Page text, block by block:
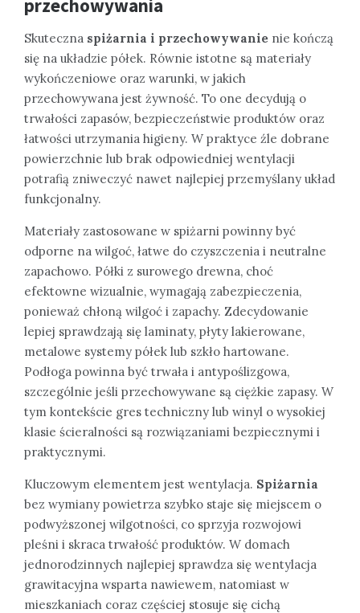
przechowywania
Skuteczna spiżarnia i przechowywanie nie kończą
się na układzie półek. Równie istotne są materiały
wykończeniowe oraz warunki, w jakich
przechowywana jest żywność. To one decydują o
trwałości zapasów, bezpieczeństwie produktów oraz
łatwości utrzymania higieny. W praktyce źle dobrane
powierzchnie lub brak odpowiedniej wentylacji
potrafią zniweczyć nawet najlepiej przemyślany układ
funkcjonalny.
Materiały zastosowane w spiżarni powinny być
odporne na wilgoć, łatwe do czyszczenia i neutralne
zapachowo. Półki z surowego drewna, choć
efektowne wizualnie, wymagają zabezpieczenia,
ponieważ chłoną wilgoć i zapachy. Zdecydowanie
lepiej sprawdzają się laminaty, płyty lakierowane,
metalowe systemy półek lub szkło hartowane.
Podłoga powinna być trwała i antypoślizgowa,
szczególnie jeśli przechowywane są ciężkie zapasy. W
tym kontekście gres techniczny lub winyl o wysokiej
klasie ścieralności są rozwiązaniami bezpiecznymi i
praktycznymi.
Kluczowym elementem jest wentylacja. Spiżarnia
bez wymiany powietrza szybko staje się miejscem o
podwyższonej wilgotności, co sprzyja rozwojowi
pleśni i skraca trwałość produktów. W domach
jednorodzinnych najlepiej sprawdza się wentylacja
grawitacyjna wsparta nawiewem, natomiast w
mieszkaniach coraz częściej stosuje się cichą